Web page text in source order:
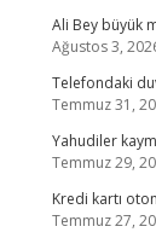
Ali Bey büyük
Ağustos 3,
Telefondaki
Temmuz 31,
Yahudiler
Temmuz 29,
Kredi kartı
Temmuz 27,